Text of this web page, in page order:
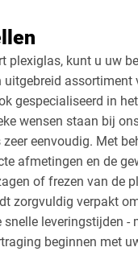
plexiglas, kunt u uw
assortiment
gespecialiseerd in
wensen staan bij
eenvoudig. Met
afmetingen en de
of frezen van de
zorgvuldig verpakt
leveringstijden -
beginnen met